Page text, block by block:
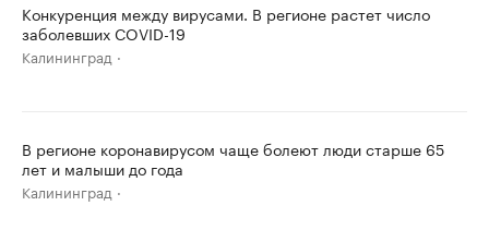
Конкуренция между вирусами. В регионе растет число
заболевших COVID-19
Калининград
В регионе коронавирусом чаще болеют люди старше 65
лет и малыши до года
Калининград